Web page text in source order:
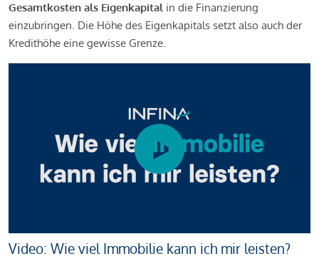
Gesamtkosten als Eigenkapital in die Finanzierung
einzubringen. Die Höhe des Eigenkapitals setzt also auch der
Kredithöhe eine gewisse Grenze.
Video: Wie viel Immobilie kann ich mir leisten?